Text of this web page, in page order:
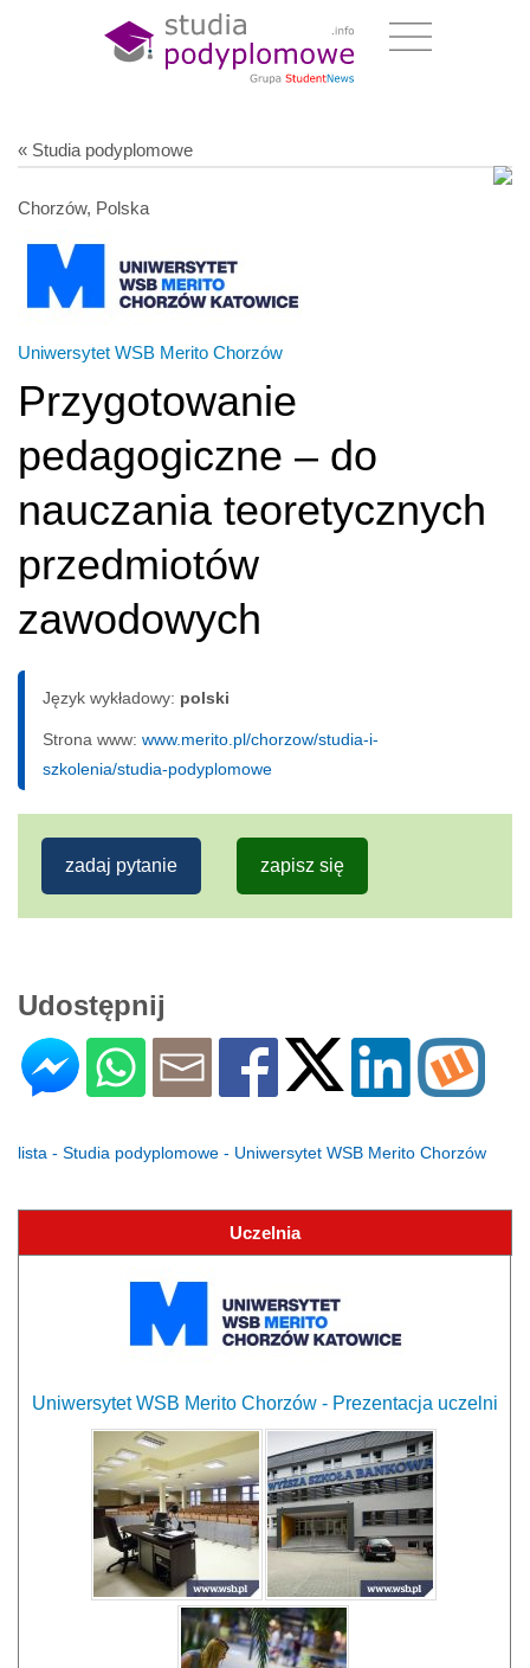
« Studia podyplomowe
Chorzów, Polska
Uniwersytet WSB Merito Chorzów
Przygotowanie
pedagogiczne – do
nauczania teoretycznych
przedmiotów
zawodowych
Język wykładowy: polski
Strona www: www.merito.pl/chorzow/studia-i-
szkolenia/studia-podyplomowe
zadaj pytanie zapisz się
Udostępnij
lista - Studia podyplomowe - Uniwersytet WSB Merito Chorzów
Uczelnia
Uniwersytet WSB Merito Chorzów - Prezentacja uczelni